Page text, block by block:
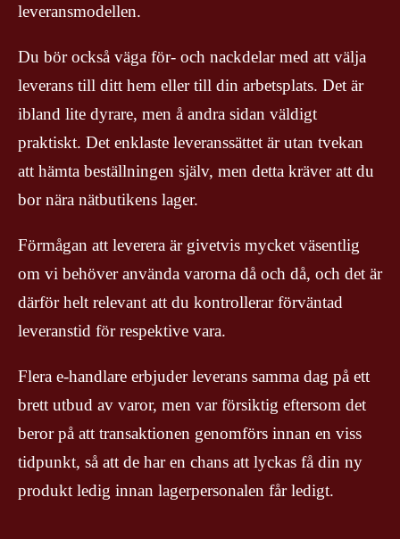
leveransmodellen.
Du bör också väga för- och nackdelar med att välja
leverans till ditt hem eller till din arbetsplats. Det är
ibland lite dyrare, men å andra sidan väldigt
praktiskt. Det enklaste leveranssättet är utan tvekan
att hämta beställningen själv, men detta kräver att du
bor nära nätbutikens lager.
Förmågan att leverera är givetvis mycket väsentlig
om vi behöver använda varorna då och då, och det är
därför helt relevant att du kontrollerar förväntad
leveranstid för respektive vara.
Flera e-handlare erbjuder leverans samma dag på ett
brett utbud av varor, men var försiktig eftersom det
beror på att transaktionen genomförs innan en viss
tidpunkt, så att de har en chans att lyckas få din ny
produkt ledig innan lagerpersonalen får ledigt.